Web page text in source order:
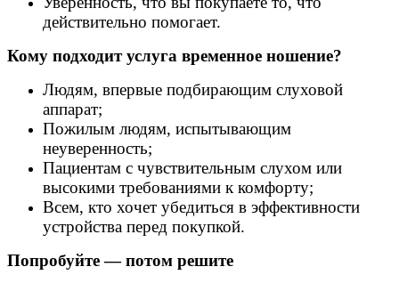
действительно помогает.
Кому подходит услуга временное ношение?
Людям, впервые подбирающим слуховой
аппарат;
Пожилым людям, испытывающим
неуверенность;
Пациентам с чувствительным слухом или
высокими требованиями к комфорту;
Всем, кто хочет убедиться в эффективности
устройства перед покупкой.
Попробуйте — потом решите